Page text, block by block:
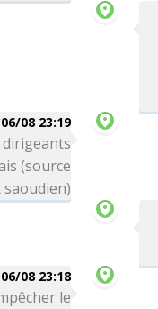
06/08 23:19
dirigeants
(source
06/08 23:18
le